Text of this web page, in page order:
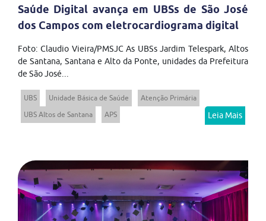
Saúde Digital avança em UBSs de São José
dos Campos com eletrocardiograma digital
Foto: Claudio Vieira/PMSJC As UBSs Jardim Telespark, Altos
de Santana, Santana e Alto da Ponte, unidades da Prefeitura
de São José...
UBS Unidade Básica de Saúde
Atenção Primária
UBS Altos de Santana
APS Leia Mais